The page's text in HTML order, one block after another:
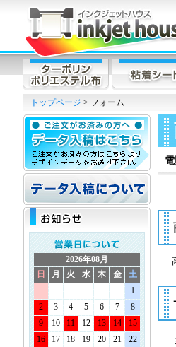
トップページ > フォーム
2026年08月
日
月 火 水 木 金
土
1
2
3 4 5 6 7
8
9
10 11 12 13 14
15
16
17 18 19 20 21
22